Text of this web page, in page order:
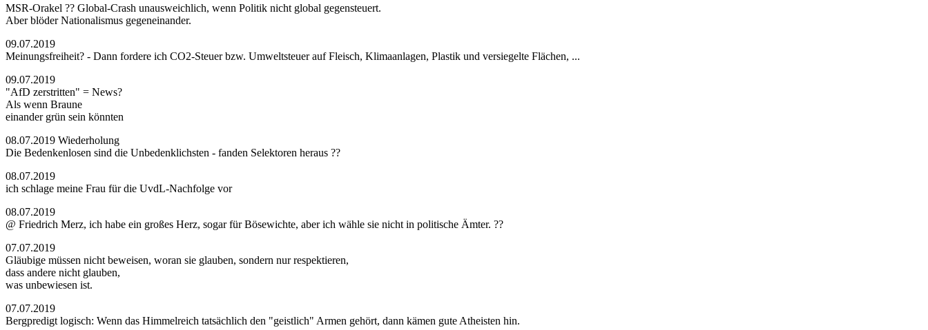
MSR-Orakel ?? Global-Crash unausweichlich, wenn Politik nicht global gegensteuert.
Aber blöder Nationalismus gegeneinander.
09.07.2019
Meinungsfreiheit? - Dann fordere ich CO2-Steuer bzw. Umweltsteuer auf Fleisch, Klimaanlagen, Plastik und versiegelte Flächen, ...
09.07.2019
"AfD zerstritten" = News?
Als wenn Braune
einander grün sein könnten
08.07.2019 Wiederholung
Die Bedenkenlosen sind die Unbedenklichsten - fanden Selektoren heraus ??
08.07.2019
ich schlage meine Frau für die UvdL-Nachfolge vor
08.07.2019
@ Friedrich Merz, ich habe ein großes Herz, sogar für Bösewichte, aber ich wähle sie nicht in politische Ämter. ??
07.07.2019
Gläubige müssen nicht beweisen, woran sie glauben, sondern nur respektieren,
dass andere nicht glauben,
was unbewiesen ist.
07.07.2019
Bergpredigt logisch: Wenn das Himmelreich tatsächlich den "geistlich" Armen gehört, dann kämen gute Atheisten hin.